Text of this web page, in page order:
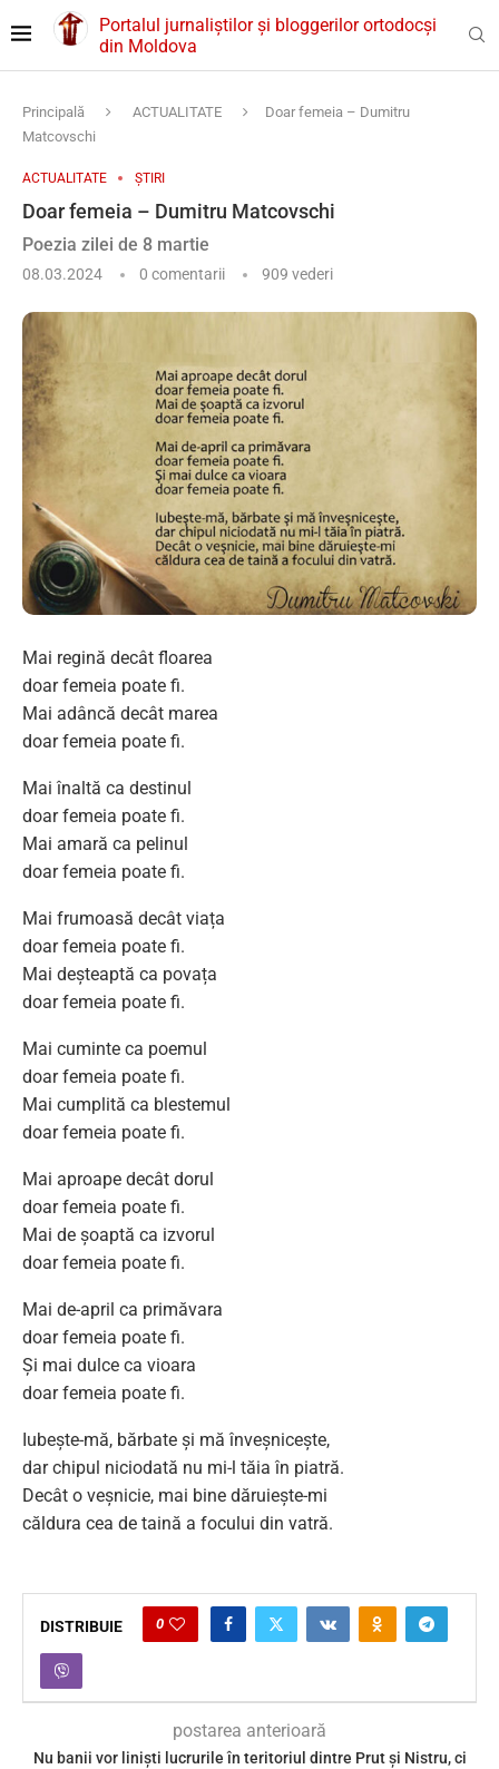
Portalul jurnaliștilor și bloggerilor ortodocși
din Moldova
Principală ACTUALITATE
Doar femeia – Dumitru
Matcovschi
ACTUALITATE ȘTIRI
Doar femeia – Dumitru Matcovschi
Poezia zilei de 8 martie
08.03.2024 0 comentarii 909 vederi
Mai regină decât floarea
doar femeia poate fi.
Mai adâncă decât marea
doar femeia poate fi.
Mai înaltă ca destinul
doar femeia poate fi.
Mai amară ca pelinul
doar femeia poate fi.
Mai frumoasă decât viața
doar femeia poate fi.
Mai deșteaptă ca povața
doar femeia poate fi.
Mai cuminte ca poemul
doar femeia poate fi.
Mai cumplită ca blestemul
doar femeia poate fi.
Mai aproape decât dorul
doar femeia poate fi.
Mai de șoaptă ca izvorul
doar femeia poate fi.
Mai de-april ca primăvara
doar femeia poate fi.
Și mai dulce ca vioara
doar femeia poate fi.
Iubește-mă, bărbate și mă înveșnicește,
dar chipul niciodată nu mi-l tăia în piatră.
Decât o veșnicie, mai bine dăruiește-mi
căldura cea de taină a focului din vatră.
DISTRIBUIE 0
postarea anterioară
Nu banii vor linişti lucrurile în teritoriul dintre Prut şi Nistru, ci